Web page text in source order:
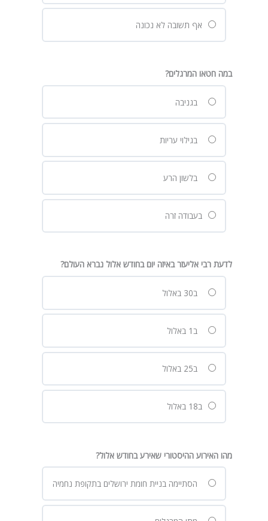
אף תשובה לא נכונה
במה חטאו המרגלים?
בגניבה
בגילוי עריות
בלשון הרע
בעבודה זרה
לדעת רבי אליעזר באיזה יום בחודש אלול נברא העולם?
ב30 באלול
ב1 באלול
ב25 באלול
ב18 באלול
מהו האירוע ההיסטורי שאירע בחודש אלול?
הסתיימה בניית חומת ירושלים בתקופת נחמיה